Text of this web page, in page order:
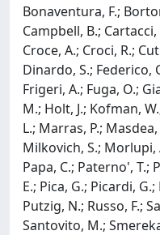
Bonaventura, F.;
Campbell, B.;
Croce, A.; Croci, R.;
Dinardo, S.; Federico,
Frigeri, A.; Fuga, O.;
M.; Holt, J.; Kofman,
L.; Marras, P.;
Milkovich, S.; Morlupi,
Papa, C.; Paterno', T.;
E.; Pica, G.; Picardi,
Putzig, N.; Russo, F.;
Santovito, M.;